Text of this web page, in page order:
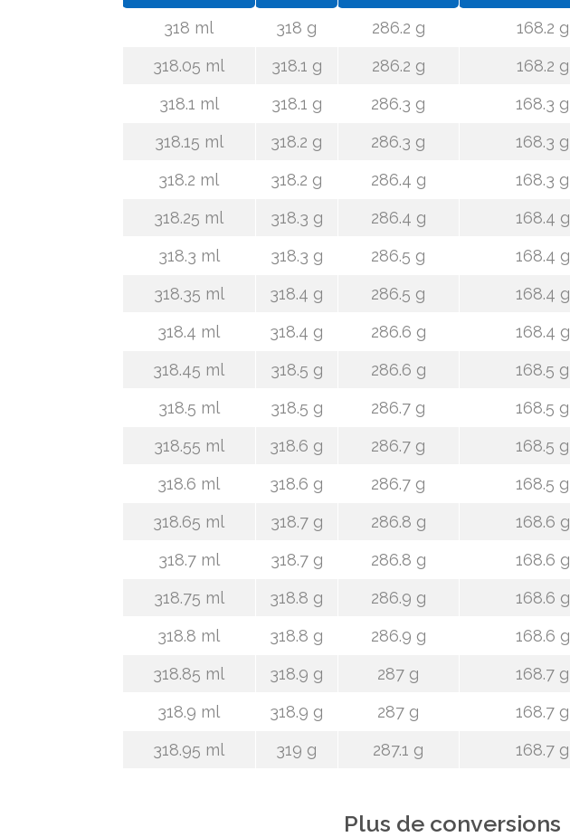
318 ml 318 g 286.2 g 168.2 g
318.05 ml
318.1 g 286.2 g 168.2 g
318.1 ml
318.1 g 286.3 g 168.3 g
318.15 ml
318.2 g 286.3 g 168.3 g
318.2 ml
318.2 g 286.4 g 168.3 g
318.25 ml
318.3 g 286.4 g 168.4 g
318.3 ml
318.3 g 286.5 g 168.4 g
318.35 ml
318.4 g 286.5 g 168.4 g
318.4 ml
318.4 g 286.6 g 168.4 g
318.45 ml
318.5 g 286.6 g 168.5 g
318.5 ml
318.5 g 286.7 g 168.5 g
318.55 ml
318.6 g 286.7 g 168.5 g
318.6 ml
318.6 g 286.7 g 168.5 g
318.65 ml
318.7 g 286.8 g 168.6 g
318.7 ml
318.7 g 286.8 g 168.6 g
318.75 ml
318.8 g 286.9 g 168.6 g
318.8 ml
318.8 g 286.9 g 168.6 g
318.85 ml
318.9 g 287 g 168.7 g
318.9 ml
318.9 g 287 g 168.7 g
318.95 ml
319 g 287.1 g 168.7 g
Plus de conversions